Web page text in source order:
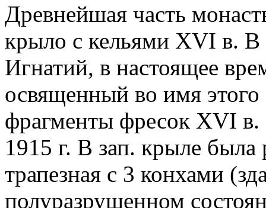
Древнейшая часть
крыло с кельями XVI в. В
Игнатий, в настоящее
освященный во имя этого
фрагменты фресок XVI в.
1915 г. В зап. крыле была
трапезная с 3 конхами
полуразрушенном